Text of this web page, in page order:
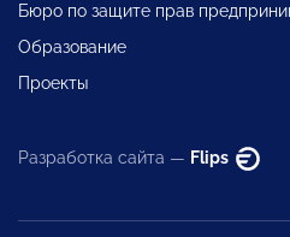
Бюро по защите прав
Образование
Проекты
Разработка сайта — Flips